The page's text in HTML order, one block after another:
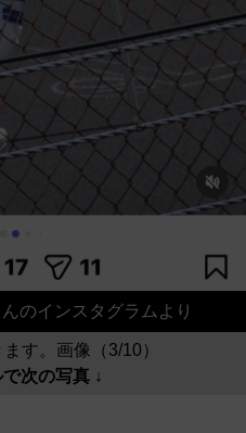
のインスタグラムより
す。画像（3/10）
次の写真 ↓